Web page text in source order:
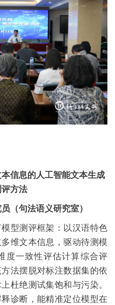
信息的人工智能文本生成
方法
（句法语义研究室）
测评框架：以汉语特色
维文本信息，驱动待测模
度一致性评估计算综合评
法摆脱对标注数据集的依
杜绝测试集饱和与污染。
诊断，能精准定位模型在